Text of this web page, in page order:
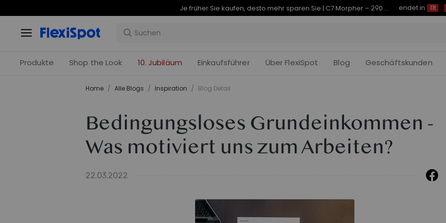
Je früher Sie kaufen, desto mehr sparen Sie | C7 Morpher – 290 € Rabatt endet in 11t :
Produkte Shop the Look 10. Jubiläum Einkaufsführer Über FlexiSpot Blog Geschäftskunden
Home / Alle Blogs / Inspiration / Blog Detail
Bedingungsloses Grundeinkommen -
Was motiviert uns zum Arbeiten?
22.03.2022